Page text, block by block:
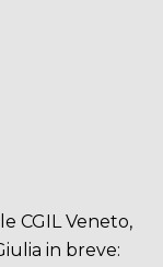
CGIL Veneto,
in breve: